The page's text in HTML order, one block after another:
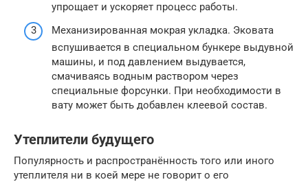
упрощает и ускоряет процесс работы.
Механизированная мокрая укладка. Эковата
вспушивается в специальном бункере выдувной
машины, и под давлением выдувается,
смачиваясь водным раствором через
специальные форсунки. При необходимости в
вату может быть добавлен клеевой состав.
Утеплители будущего
Популярность и распространённость того или иного
утеплителя ни в коей мере не говорит о его